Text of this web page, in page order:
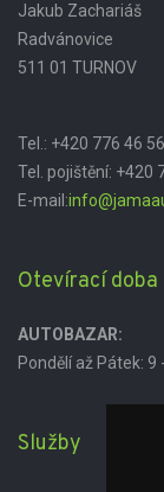
Jakub Zachariáš
Radvánovice
511 01 TURNOV
Tel.: +420 776 46
Tel. pojištění: +420
E-mail:
Otevírací doba
AUTOBAZAR:
Pondělí až Pátek: 9
Služby